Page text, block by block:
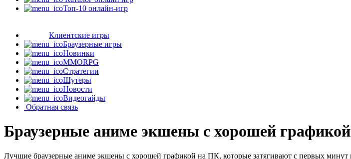
Топ-10 онлайн-игр
Клиентские игры
Браузерные игры
Новинки
MMORPG
Стратегии
Шутеры
Новости
Видеогайды
Обратная связь
Браузерные аниме экшены с хорошей графикой
Лучшие браузерные аниме экшены с хорошей графикой на ПК, которые затягивают с первых